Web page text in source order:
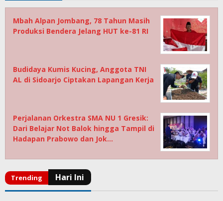
Mbah Alpan Jombang, 78 Tahun Masih
Produksi Bendera Jelang HUT ke-81 RI
Budidaya Kumis Kucing, Anggota TNI
AL di Sidoarjo Ciptakan Lapangan Kerja
Perjalanan Orkestra SMA NU 1 Gresik:
Dari Belajar Not Balok hingga Tampil di
Hadapan Prabowo dan Jok…